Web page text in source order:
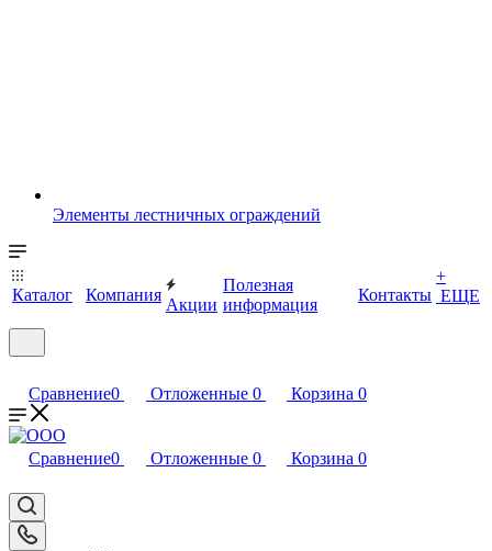
Элементы лестничных ограждений
Каталог Компания
Акции
Полезная
информация
Контакты
+
ЕЩЕ
Сравнение0 Отложенные 0 Корзина 0
Сравнение0 Отложенные 0 Корзина 0